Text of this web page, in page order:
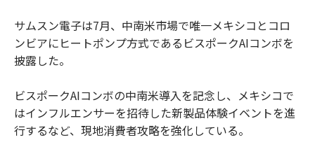
サムスン電子は7月、中南米市場で唯一メキシコとコロ
ンビアにヒートポンプ方式であるビスポークAIコンボを
披露した。
ビスポークAIコンボの中南米導入を記念し、メキシコで
はインフルエンサーを招待した新製品体験イベントを進
行するなど、現地消費者攻略を強化している。